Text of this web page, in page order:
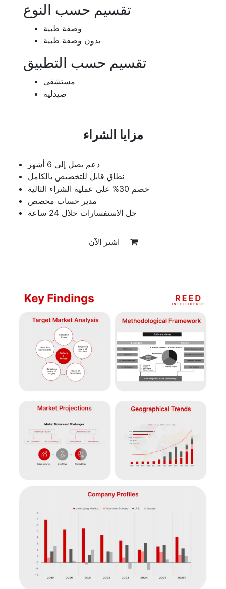
تقسيم حسب النوع
وصفة طبية
بدون وصفة طبية
تقسيم حسب التطبيق
مستشفى
صيدلية
مزايا الشراء
دعم يصل إلى 6 أشهر
نطاق قابل للتخصيص بالكامل
خصم 30% على عملية الشراء التالية
مدير حساب مخصص
حل الاستفسارات خلال 24 ساعة